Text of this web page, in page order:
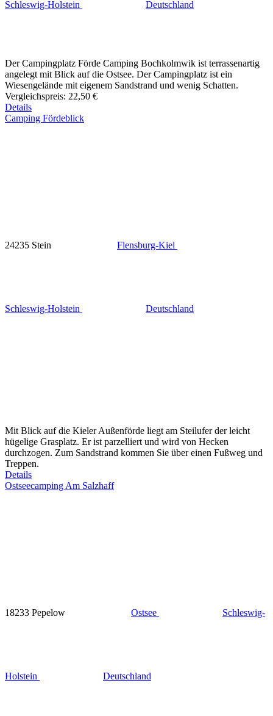
Schleswig-Holstein Deutschland
Der Campingplatz Förde Camping Bochkolmwik ist terrassenartig
angelegt mit Blick auf die Ostsee. Der Campingplatz ist ein
Wiesengelände mit eigenem Sandstrand und wenig Schatten.
Vergleichspreis: 22,50 €
Details
Camping Fördeblick
24235 Stein Flensburg-Kiel
Schleswig-Holstein Deutschland
Mit Blick auf die Kieler Außenförde liegt am Steilufer der leicht
hügelige Grasplatz. Er ist parzelliert und wird von Hecken
durchzogen. Zum Sandstrand kommen Sie über einen Fußweg und
Treppen.
Details
Ostseecamping Am Salzhaff
18233 Pepelow Ostsee Schleswig-
Holstein Deutschland